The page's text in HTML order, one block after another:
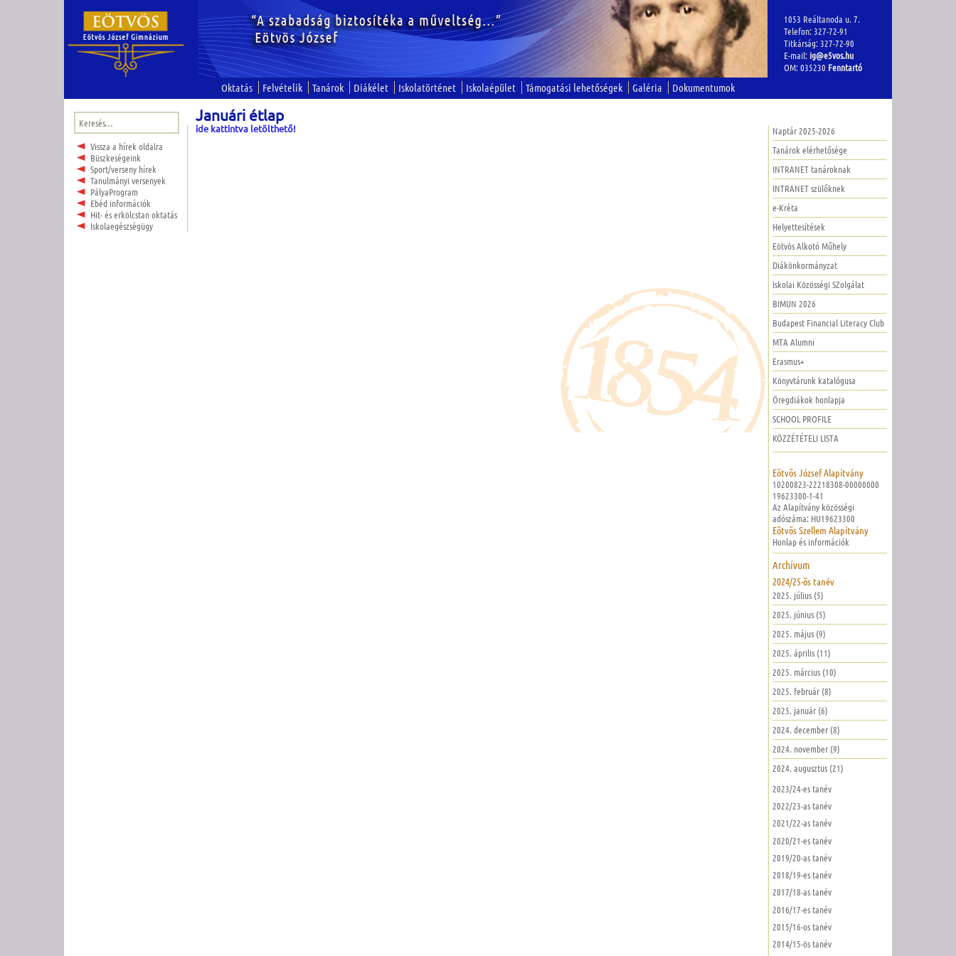
1053 Reáltanoda u. 7.
Telefon: 327-72-91
Titkárság: 327-72-90
E-mail: ig@e5vos.hu
OM: 035230 Fenntartó
Oktatás Felvételik Tanárok Diákélet Iskolatörténet Iskolaépület Támogatási lehetőségek Galéria Dokumentumok
Keresés:
Vissza a hírek oldalra
Büszkeségeink
Sport/verseny hírek
Tanulmányi versenyek
PályaProgram
Ebéd információk
Hit- és erkölcstan oktatás
Iskolaegészségügy
Januári étlap
ide kattintva letölthető!
Naptár 2025-2026
Tanárok elérhetősége
INTRANET tanároknak
INTRANET szülőknek
e-Kréta
Helyettesítések
Eötvös Alkotó Műhely
Diákönkormányzat
Iskolai Közösségi SZolgálat
BIMUN 2026
Budapest Financial Literacy Club
MTA Alumni
Erasmus+
Könyvtárunk katalógusa
Öregdiákok honlapja
SCHOOL PROFILE
KÖZZÉTÉTELI LISTA
Eötvös József Alapítvány
10200823-22218308-00000000
19623300-1-41
Az Alapítvány közösségi
adószáma: HU19623300
Eötvös Szellem Alapítvány
Honlap és információk
Archívum
2024/25-ös tanév
2025. július (5)
2025. június (5)
2025. május (9)
2025. április (11)
2025. március (10)
2025. február (8)
2025. január (6)
2024. december (8)
2024. november (9)
2024. augusztus (21)
2023/24-es tanév
2022/23-as tanév
2021/22-as tanév
2020/21-es tanév
2019/20-as tanév
2018/19-es tanév
2017/18-as tanév
2016/17-es tanév
2015/16-os tanév
2014/15-ös tanév